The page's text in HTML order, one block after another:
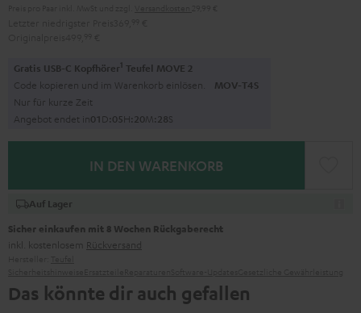
Gratis USB-C Kopfhörer1 Teufel MOVE 2
Code kopieren und im Warenkorb einlösen. MOV-T4S
Nur für kurze Zeit
Angebot endet in01D:05H: 20M: 27S
IN DEN WARENKORB
Auf Lager
Sicher einkaufen mit 8 Wochen Rückgaberecht
inkl. kostenlosem Rückversand
Das könnte dir auch gefallen